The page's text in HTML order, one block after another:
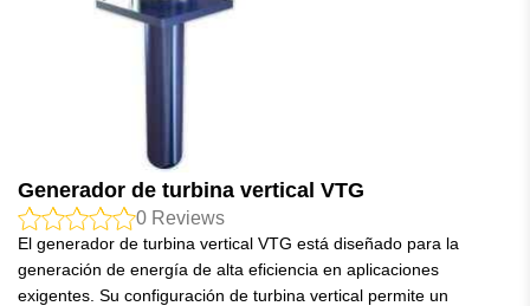
Generador de turbina vertical VTG
0 Reviews
El generador de turbina vertical VTG está diseñado para la
generación de energía de alta eficiencia en aplicaciones
exigentes. Su configuración de turbina vertical permite un